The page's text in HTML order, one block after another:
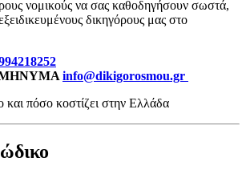
νομικούς να σας καθοδηγήσουν σωστά,
δικηγόρους μας στο
ΜΗΝΥΜΑ info@dikigorosmou.gr